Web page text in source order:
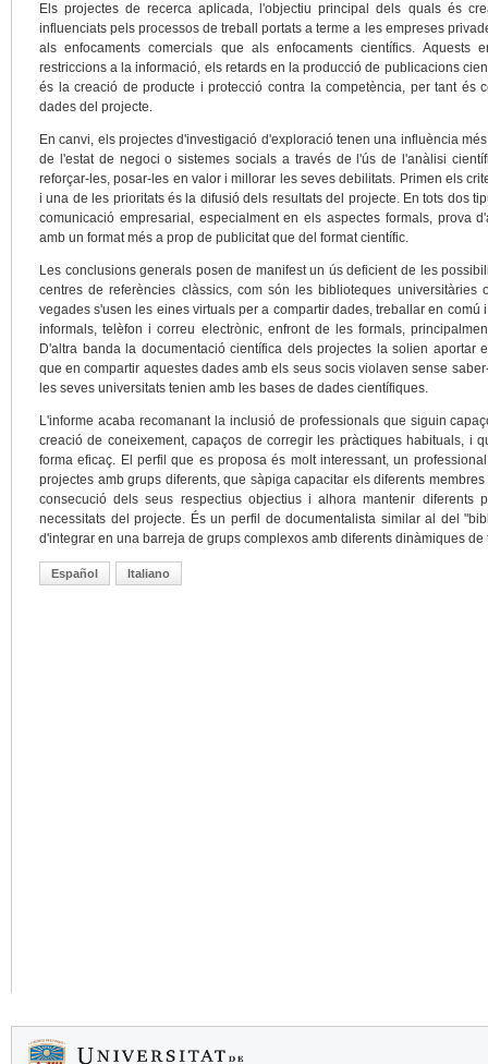
Els projectes de recerca aplicada, l'objectiu principal dels quals és
influenciats pels processos de treball portats a terme a les empreses
als enfocaments comercials que als enfocaments científics. Aquests
restriccions a la informació, els retards en la producció de publicacions
és la creació de producte i protecció contra la competència, per tant és
dades del projecte.
En canvi, els projectes d'investigació d'exploració tenen una influència
de l'estat de negoci o sistemes socials a través de l'ús de l'anàlisi
reforçar-les, posar-les en valor i millorar les seves debilitats. Primen els
i una de les prioritats és la difusió dels resultats del projecte. En tots dos
comunicació empresarial, especialment en els aspectes formals, prova
amb un format més a prop de publicitat que del format científic.
Les conclusions generals posen de manifest un ús deficient de les
centres de referències clàssics, com són les biblioteques universitàries
vegades s'usen les eines virtuals per a compartir dades, treballar en
informals, telèfon i correu electrònic, enfront de les formals,
D'altra banda la documentació científica dels projectes la solien aportar
que en compartir aquestes dades amb els seus socis violaven sense
les seves universitats tenien amb les bases de dades científiques.
L'informe acaba recomanant la inclusió de professionals que siguin
creació de coneixement, capaços de corregir les pràctiques habituals, i
forma eficaç. El perfil que es proposa és molt interessant, un
projectes amb grups diferents, que sàpiga capacitar els diferents
consecució dels seus respectius objectius i alhora mantenir diferents
necessitats del projecte. És un perfil de documentalista similar al del
d'integrar en una barreja de grups complexos amb diferents dinàmiques
Español Italiano